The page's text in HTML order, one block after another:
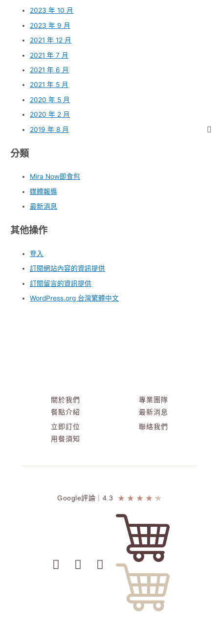
2023 年 10 月
2023 年 9 月
2021 年 12 月
2021 年 7 月
2021 年 6 月
2021 年 5 月
2020 年 5 月
2020 年 2 月
2019 年 8 月
分類
Mira Now即食包
媒體報導
最新消息
其他操作
登入
訂閱網站內容的資訊提供
訂閱留言的資訊提供
WordPress.org 台灣繁體中文
關於我們
餐點介紹
專業團隊
最新消息
立即訂位
用餐須知
聯絡我們
Google評論｜4.3 ★ ★ ★ ★ ★